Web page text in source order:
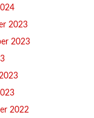
2023
2023
2022